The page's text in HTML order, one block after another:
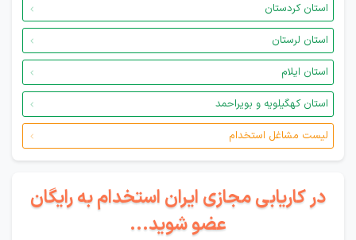
استان کردستان
استان لرستان
استان ایلام
استان کهگیلویه و بویراحمد
لیست مشاغل استخدام
در کاریابی مجازی ایران استخدام به رایگان
عضو شوید...